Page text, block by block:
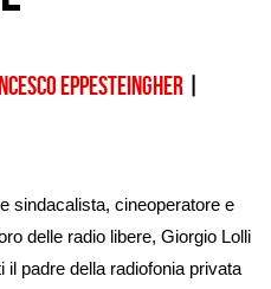
Eppesteingher |
sindacalista, cineoperatore e
delle radio libere, Giorgio Lolli
padre della radiofonia privata